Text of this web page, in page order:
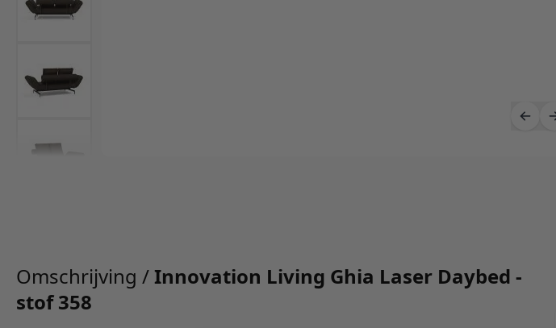
Omschrijving /Innovation Living Ghia Laser Daybed -
stof 358